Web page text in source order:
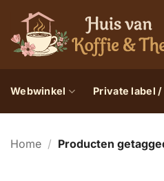
naar
inhoud
Webwinkel Private label
Home / Producten